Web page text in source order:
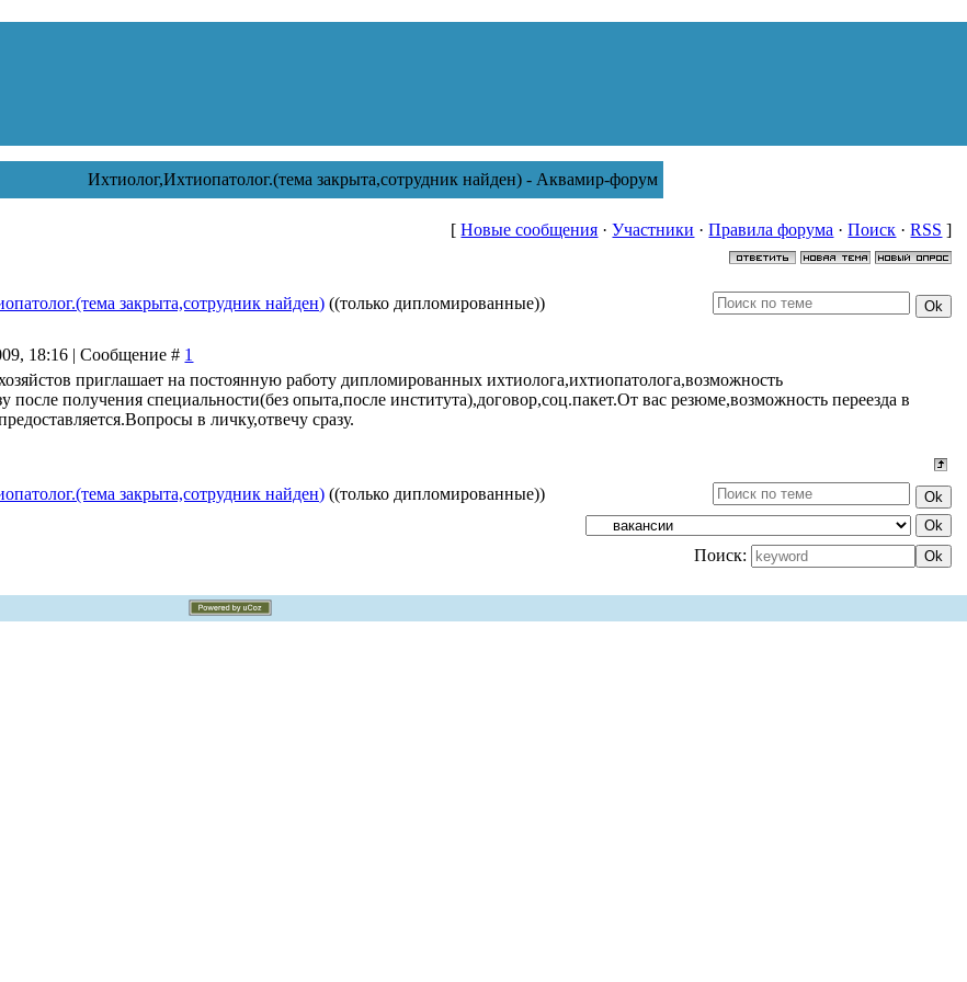
Ихтиолог,Ихтиопатолог.(тема закрыта,сотрудник найден) - Аквамир-форум
[Новые сообщения ·Участники ·Правила форума ·Поиск ·RSS ]
закрыта,сотрудник найден) ((только дипломированные))
18:16 | Сообщение # 1
приглашает на постоянную работу дипломированных ихтиолога,ихтиопатолога,возможность
после получения специальности(без опыта,после института),договор,соц.пакет.От вас резюме,возможность переезда в
в личку,отвечу сразу.
закрыта,сотрудник найден) ((только дипломированные))
Поиск: